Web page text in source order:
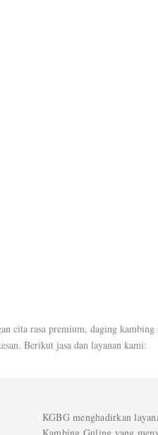
cita rasa premium, daging
Berikut jasa dan layanan kami:
KGBG menghadirkan
Kambing Guling yang